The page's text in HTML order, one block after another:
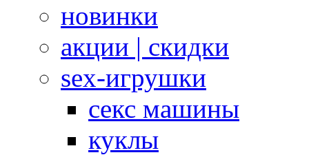
новинки
акции | скидки
sex-игрушки
секс машины
куклы